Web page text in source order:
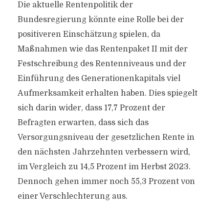
Die aktuelle Rentenpolitik der
Bundesregierung könnte eine Rolle bei der
positiveren Einschätzung spielen, da
Maßnahmen wie das Rentenpaket II mit der
Festschreibung des Rentenniveaus und der
Einführung des Generationenkapitals viel
Aufmerksamkeit erhalten haben. Dies spiegelt
sich darin wider, dass 17,7 Prozent der
Befragten erwarten, dass sich das
Versorgungsniveau der gesetzlichen Rente in
den nächsten Jahrzehnten verbessern wird,
im Vergleich zu 14,5 Prozent im Herbst 2023.
Dennoch gehen immer noch 55,3 Prozent von
einer Verschlechterung aus.